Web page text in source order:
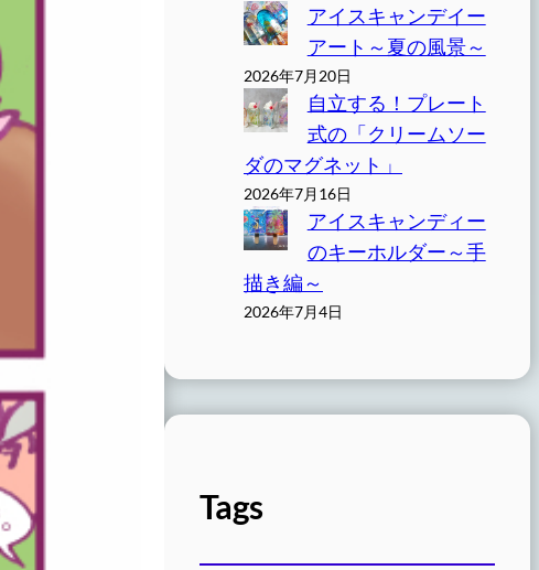
アイスキャンデイー
アート～夏の風景～
2026年7月20日
自立する！プレート
式の「クリームソー
ダのマグネット」
2026年7月16日
アイスキャンディー
のキーホルダー～手
描き編～
2026年7月4日
Tags